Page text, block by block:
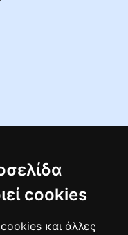
cookies
και άλλες
Διαδραστικών ...